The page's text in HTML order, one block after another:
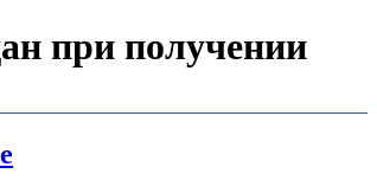
при получении